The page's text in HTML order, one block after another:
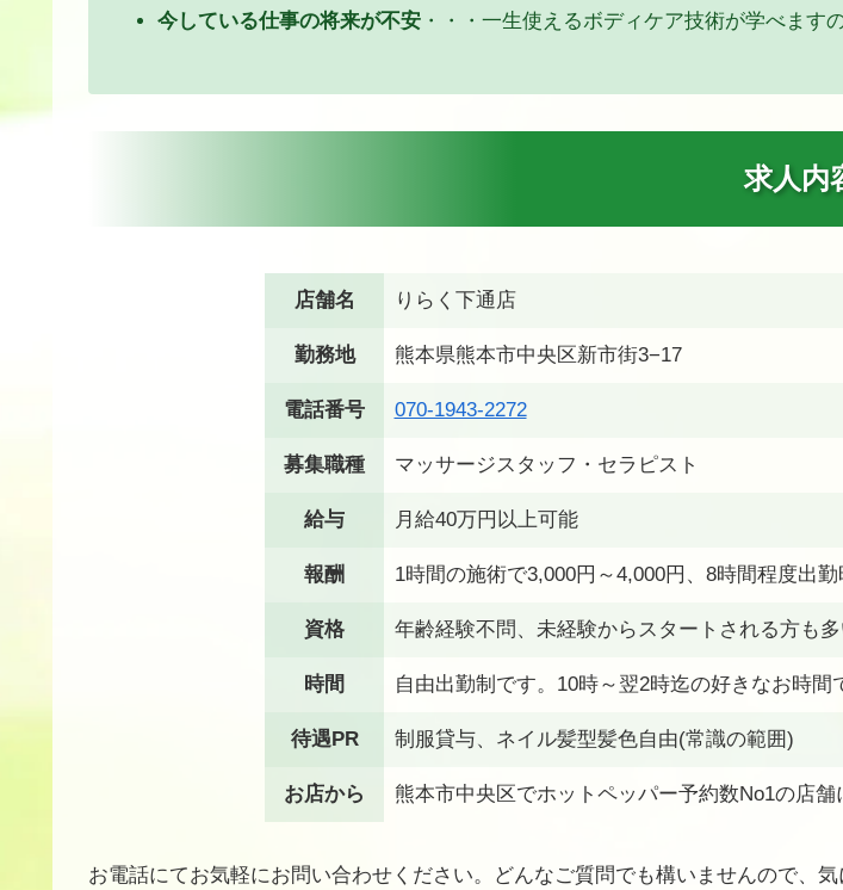
今している仕事の将来が不安 ・・・一生使えるボディケア技術が学べます
求人内
店舗名 りらく下通店
勤務地 熊本県熊本市中央区新市街3−17
電話番号 070-1943-2272
募集職種 マッサージスタッフ・セラピスト
給与 月給40万円以上可能
報酬 1時間の施術で3,000円～4,000円、8時間程度出
資格 年齢経験不問、未経験からスタートされる方も
時間 自由出勤制です。10時～翌2時迄の好きなお時間
待遇PR 制服貸与、ネイル髪型髪色自由(常識の範囲)
お店から 熊本市中央区でホットペッパー予約数No1の店
お電話にてお気軽にお問い合わせください。どんなご質問でも構いませんので、